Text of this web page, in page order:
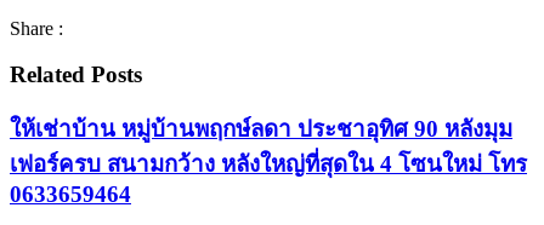
Share :
Related Posts
ให้เช่าบ้าน หมู่บ้านพฤกษ์ลดา ประชาอุทิศ 90 หลังมุม
เฟอร์ครบ สนามกว้าง หลังใหญ่ที่สุดใน 4 โซนใหม่ โทร
0633659464